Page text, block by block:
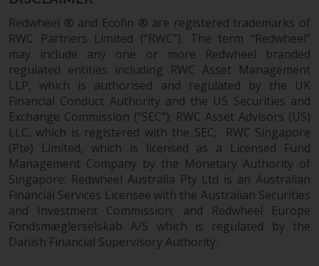
lizenziert ist; Redwheel Australia
Pty Ltd ist ein australischer
Finanzdienstleistungslizenznehmer
bei der Australian Securities and
Investment Commission; und
Redwheel Europe
Fondsmæglerselskab A/S, die von
der dänischen
Finanzaufsichtsbehörde reguliert
wird.
Durch den Zugriff auf diese
Website erklären Sie, dass Sie die
folgenden
Geschäftsbedingungen, wie sie
Redwheel ® and Ecofin ® are registered trademarks of
RWC Partners Limited (“RWC”). The term “Redwheel”
may include any one or more Redwheel branded
regulated entities including RWC Asset Management
LLP, which is authorised and regulated by the UK
Financial Conduct Authority and the US Securities and
Exchange Commission (“SEC”); RWC Asset Advisors (US)
LLC, which is registered with the SEC; RWC Singapore
(Pte) Limited, which is licensed as a Licensed Fund
Management Company by the Monetary Authority of
Singapore; Redwheel Australia Pty Ltd is an Australian
Financial Services Licensee with the Australian Securities
and Investment Commission; and Redwheel Europe
Fondsmæglerselskab A/S which is regulated by the
Danish Financial Supervisory Authority.